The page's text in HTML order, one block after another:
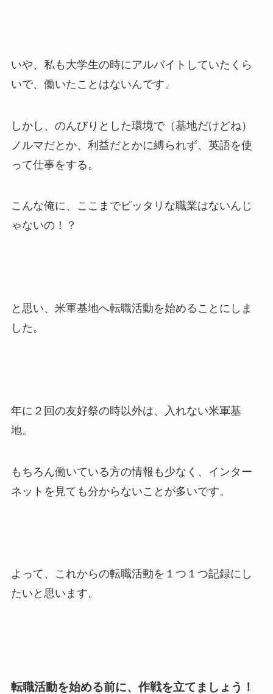
いや、私も大学生の時にアルバイトしていたくら
いで、働いたことはないんです。
しかし、のんびりとした環境で（基地だけどね）
ノルマだとか、利益だとかに縛られず、英語を使
って仕事をする。
こんな俺に、ここまでピッタリな職業はないんじ
ゃないの！？
と思い、米軍基地へ転職活動を始めることにしま
した。
年に２回の友好祭の時以外は、入れない米軍基
地。
もちろん働いている方の情報も少なく、インター
ネットを見ても分からないことが多いです。
よって、これからの転職活動を１つ１つ記録にし
たいと思います。
転職活動を始める前に、作戦を立てましょう！